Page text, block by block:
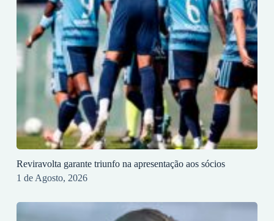
Reviravolta garante triunfo na apresentação aos sócios
1 de Agosto, 2026